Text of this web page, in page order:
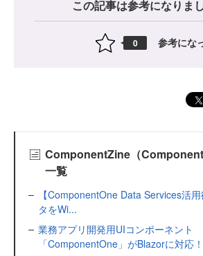
この記事は参考になりま
0 参考にな
ComponentZine（
一覧
【ComponentOne Data Services活
タをWi...
業務アプリ開発用UIコンポーネント
「ComponentOne」がBlazorに対応